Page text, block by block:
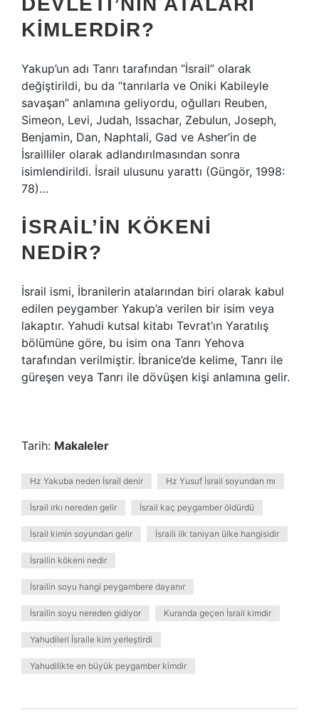
KIMLERDIR?
Yakup’un adı Tanrı tarafından “İsrail” olarak
değiştirildi, bu da “tanrılarla ve Oniki Kabileyle
savaşan” anlamına geliyordu, oğulları Reuben,
Simeon, Levi, Judah, Issachar, Zebulun, Joseph,
Benjamin, Dan, Naphtali, Gad ve Asher’in de
İsrailliler olarak adlandırılmasından sonra
isimlendirildi. İsrail ulusunu yarattı (Güngör, 1998:
78)…
İSRAIL’IN KÖKENI
NEDIR?
İsrail ismi, İbranilerin atalarından biri olarak kabul
edilen peygamber Yakup’a verilen bir isim veya
lakaptır. Yahudi kutsal kitabı Tevrat’ın Yaratılış
bölümüne göre, bu isim ona Tanrı Yehova
tarafından verilmiştir. İbranice’de kelime, Tanrı ile
güreşen veya Tanrı ile dövüşen kişi anlamına gelir.
Tarih: Makaleler
Hz Yakuba neden İsrail denir Hz Yusuf İsrail soyundan mı
İsrail ırkı nereden gelir İsrail kaç peygamber öldürdü
İsrail kimin soyundan gelir İsraili ilk tanıyan ülke hangisidir
İsrailin kökeni nedir
İsrailin soyu hangi peygambere dayanır
İsrailin soyu nereden gidiyor Kuranda geçen İsrail kimdir
Yahudileri İsraile kim yerleştirdi
Yahudilikte en büyük peygamber kimdir